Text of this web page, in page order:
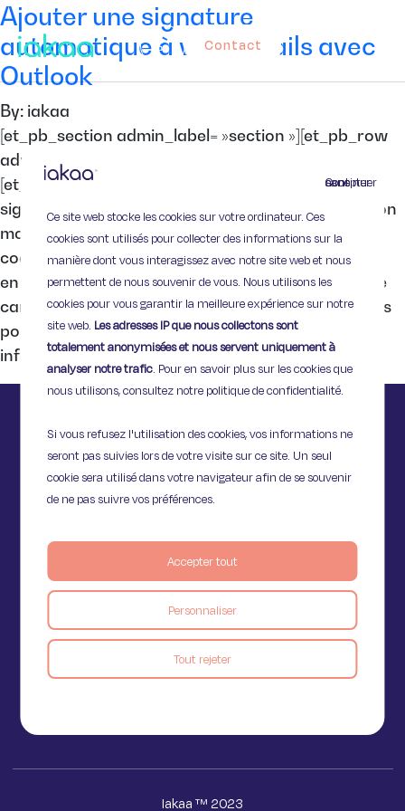
Continuer sans accepter
Ce site web stocke les cookies sur votre ordinateur. Ces
cookies sont utilisés pour collecter des informations sur la
manière dont vous interagissez avec notre site web et nous
permettent de nous souvenir de vous. Nous utilisons les
cookies pour vous garantir la meilleure expérience sur notre
site web. Les adresses IP que nous collectons sont
totalement anonymisées et nous servent uniquement à
analyser notre trafic. Pour en savoir plus sur les cookies que
nous utilisons, consultez notre politique de confidentialité.
Si vous refusez l'utilisation des cookies, vos informations ne
seront pas suivies lors de votre visite sur ce site. Un seul
cookie sera utilisé dans votre navigateur afin de se souvenir
de ne pas suivre vos préférences.
Personnaliser
Tout rejeter
Accepter tout
Contact
Ajouter une signature
automatique à vos e-mails avec
Outlook
By: iakaa
[et_pb_section admin_label= »section »][et_pb_row
admin_label= »row »][et_pb_column type= »4_4″]
[et_pb_text admin_label= »Texte »] Créer une
signature personnalisée pour vos e-mails est un bon
moyen de vous présenter et de communiquer vos
coordonnées à vos contacts professionnels. C’est,
en quelque sorte, l’équivalent électronique de votre
carte de visite ! Iakaa vous donne quelques conseils
pour créer la signature parfaite. Quelles
informations mettre dans votre […]
11 Rue de Provence,
75009 Paris
Iakaa ™ 2023